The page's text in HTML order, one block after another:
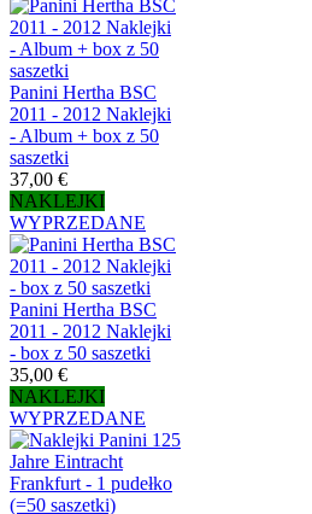
Panini Hertha BSC
2011 - 2012 Naklejki
- Album + box z 50
saszetki
37,00 €
NAKLEJKI
WYPRZEDANE
Panini Hertha BSC
2011 - 2012 Naklejki
- box z 50 saszetki
35,00 €
NAKLEJKI
WYPRZEDANE